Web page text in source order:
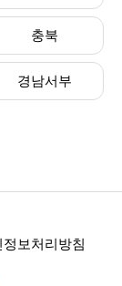
충북
경남서부
정보처리방침